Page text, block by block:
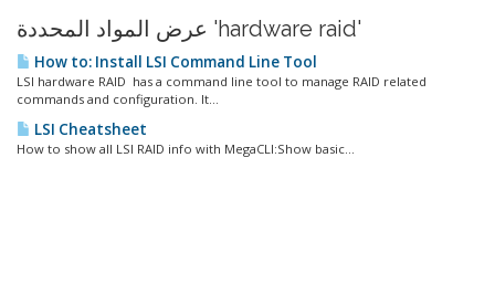
عرض المواد المحددة 'hardware raid'
How to: Install LSI Command Line Tool
LSI hardware RAID has a command line tool to manage RAID related
commands and configuration. It...
LSI Cheatsheet
How to show all LSI RAID info with MegaCLI:Show basic...